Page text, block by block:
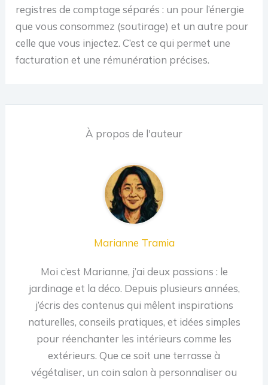
registres de comptage séparés : un pour l’énergie
que vous consommez (soutirage) et un autre pour
celle que vous injectez. C’est ce qui permet une
facturation et une rémunération précises.
À propos de l'auteur
Marianne Tramia
Moi c’est Marianne, j’ai deux passions : le
jardinage et la déco. Depuis plusieurs années,
j’écris des contenus qui mêlent inspirations
naturelles, conseils pratiques, et idées simples
pour réenchanter les intérieurs comme les
extérieurs. Que ce soit une terrasse à
végétaliser, un coin salon à personnaliser ou